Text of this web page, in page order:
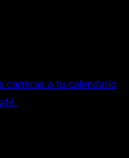
carreras a tu calendario